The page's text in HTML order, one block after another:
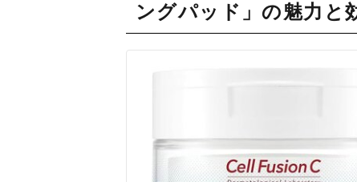
ングパッド」の魅力と